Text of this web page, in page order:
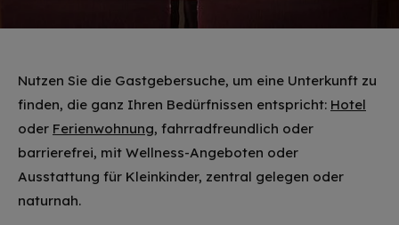
Nutzen Sie die Gastgebersuche, um eine Unterkunft zu
finden, die ganz Ihren Bedürfnissen entspricht: Hotel
oder Ferienwohnung, fahrradfreundlich oder
barrierefrei, mit Wellness-Angeboten oder
Ausstattung für Kleinkinder, zentral gelegen oder
naturnah.